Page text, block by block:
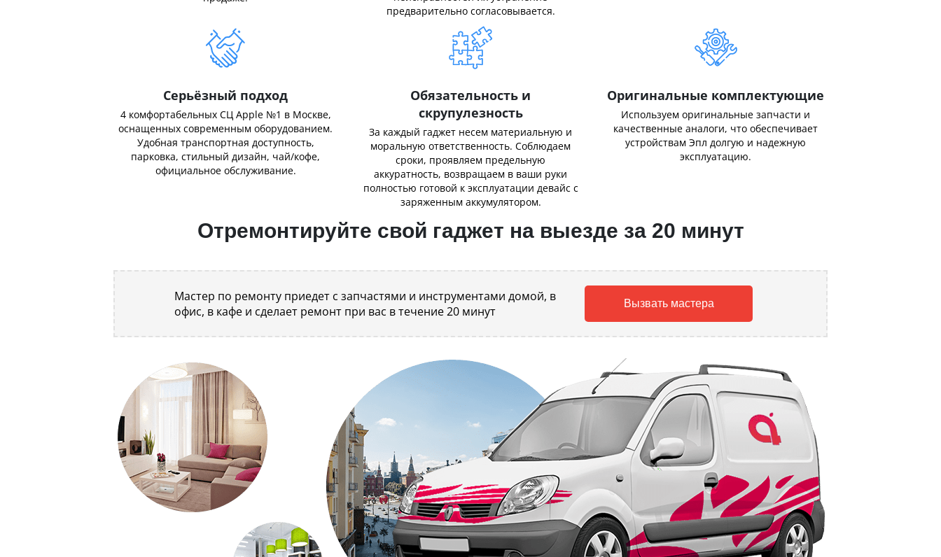
предварительно согласовывается.
Серьёзный подход
4 комфортабельных СЦ Apple №1 в Москве,
оснащенных современным оборудованием.
Удобная транспортная доступность,
парковка, стильный дизайн, чай/кофе,
официальное обслуживание.
Обязательность и
скрупулезность
За каждый гаджет несем материальную и
моральную ответственность. Соблюдаем
сроки, проявляем предельную
аккуратность, возвращаем в ваши руки
полностью готовой к эксплуатации девайс с
заряженным аккумулятором.
Оригинальные комплектующие
Используем оригинальные запчасти и
качественные аналоги, что обеспечивает
устройствам Эпл долгую и надежную
эксплуатацию.
Отремонтируйте свой гаджет на выезде за 20 минут
Мастер по ремонту приедет с запчастями и инструментами домой, в
офис, в кафе и сделает ремонт при вас в течение 20 минут
Вызвать мастера